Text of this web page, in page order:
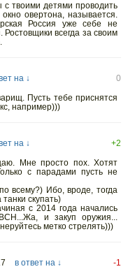
твоими детями проводить
овертона, называется.
Россия уже себе не
всегда за своим
на ↓
0
Пусть тебе приснятся
например)))
на ↓
+2
Мне просто пох. Хотят
с парадами пусть не
всему?) Ибо, вроде, тогда
скупать)
с 2014 года начались
и закуп оружия...
метко стрелять)))
в ответ на ↓
-1